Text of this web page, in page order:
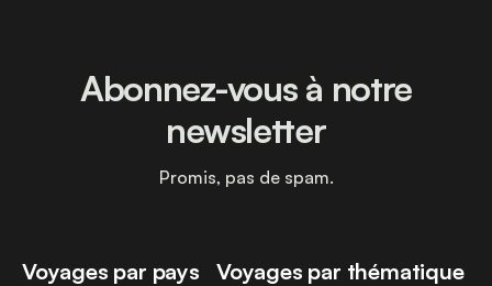
Voyages par pays Voyages par thématique
Abonnez-vous à notre
newsletter
Promis, pas de spam.